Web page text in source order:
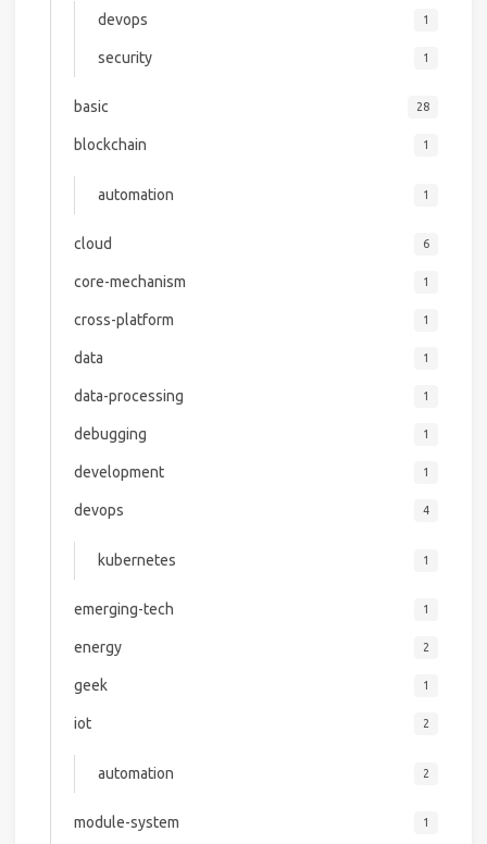
devops 1
security 1
basic 28
blockchain 1
automation 1
cloud 6
core-mechanism 1
cross-platform 1
data 1
data-processing 1
debugging 1
development 1
devops 4
kubernetes 1
emerging-tech 1
energy 2
geek 1
iot 2
automation 2
module-system 1